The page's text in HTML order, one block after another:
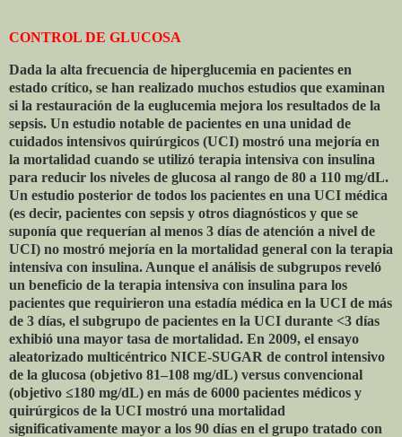
CONTROL DE GLUCOSA
Dada la alta frecuencia de hiperglucemia en pacientes en
estado crítico, se han realizado muchos estudios que examinan
si la restauración de la euglucemia mejora los resultados de la
sepsis. Un estudio notable de pacientes en una unidad de
cuidados intensivos quirúrgicos (UCI) mostró una mejoría en
la mortalidad cuando se utilizó terapia intensiva con insulina
para reducir los niveles de glucosa al rango de 80 a 110 mg/dL.
Un estudio posterior de todos los pacientes en una UCI médica
(es decir, pacientes con sepsis y otros diagnósticos y que se
suponía que requerían al menos 3 días de atención a nivel de
UCI) no mostró mejoría en la mortalidad general con la terapia
intensiva con insulina. Aunque el análisis de subgrupos reveló
un beneficio de la terapia intensiva con insulina para los
pacientes que requirieron una estadía médica en la UCI de más
de 3 días, el subgrupo de pacientes en la UCI durante <3 días
exhibió una mayor tasa de mortalidad. En 2009, el ensayo
aleatorizado multicéntrico NICE-SUGAR de control intensivo
de la glucosa (objetivo 81–108 mg/dL) versus convencional
(objetivo ≤180 mg/dL) en más de 6000 pacientes médicos y
quirúrgicos de la UCI mostró una mortalidad
significativamente mayor a los 90 días en el grupo tratado con